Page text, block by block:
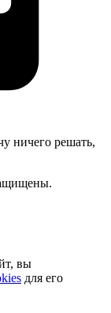
ничего решать,
вы
для его